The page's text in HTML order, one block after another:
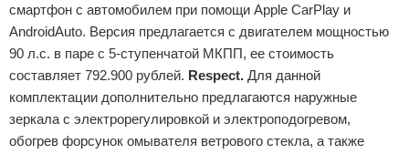
смартфон с автомобилем при помощи Apple CarPlay и
AndroidAuto. Версия предлагается с двигателем мощностью
90 л.с. в паре с 5-ступенчатой МКПП, ее стоимость
составляет 792.900 рублей. Respect. Для данной
комплектации дополнительно предлагаются наружные
зеркала с электрорегулировкой и электроподогревом,
обогрев форсунок омывателя ветрового стекла, а также